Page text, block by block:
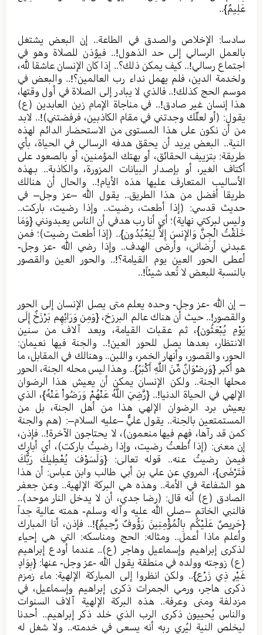
عَلِيمٌ}..
سادسا: الإخلاص والصدق في الطاعة.. إن البعض يشتغل
بالعمل الرسالي إلى حد الذهول!.. فيؤذن للصلاة وهو في
اجتماع رسالي!.. كيف يمكن ذلك؟.. إذا كان الإنسان عاشقا لله،
ولخدمة الدين، فلم يهمل نداء رب العالمين؟!.. والبعض في
موسم الحج كذلك!.. فالذي لا يبادر إلى الصلاة في أول وقتها،
هذا إنسان غير صادق!.. في مناجاة الإمام زين العابدين (ع)
يقول: (أو لعلّك وجدتني في مقام الكاذبين، فرفضتني)!.. لابد
من أن نكون على هذا المستوى من الاستحضار الدائم لهذه
النية.. البعض يريد أن يحقق هدفه الرسالي في الحياة، بأي
طريقة: بتزييف الحقائق، أو بهتك المؤمنين، أو بالصعود على
أكتاف الغير، أو بإصدار البيانات المزورة، والكاذبة.. بـهذه
الأساليب المتعارف عليها هذه الأيام!.. والحال أن هنالك
طريقا أفضل من هذا الطريق.. يقول الله –عز وجل– في
حديث قدسي: (إذا أطعت، رضيت.. وإذا رضيت، باركت..
وليس لبركتي نهاية)؛ أي أنا رب هدفي أن الناس يعبدونني {وَمَا
خَلَقْتُ الْجِنَّ وَالإِنسَ إِلاَّ لِيَعْبُدُونِ}.. (إذا أطعت رضيت)؛ فمن
عبدني أرضاني، وأرضى الهدف.. وإذا رضي الله -عز وجل-
أعطى الحور العين يوم القيامة؟!.. والحور العين والقصور
بالنسبة للبعض لا تُعد شيئاً!..
– إن الله -عز وجل- وحده يعلم متى يصل الإنسان إلى الحور
والقصور!.. حيث أن هناك عالم البرزخ، {وَمِن وَرَائِهِم بَرْزَخٌ إِلَى
يَوْمِ يُبْعَثُون}، ثم عقبات القيامة، وبعد آلاف من سنين
الانتظار، بعدها يصل للحور العين!.. والجنة فيها نعيمان:
الحور، والقصور، وأنهار الخمر، واللبن.. وهنالك في المقابل، ما
هو أكبر {وَرِضْوَانٌ مِّنَ اللَّهِ أَكْبَرُ}.. وهذا ليس محله الجنة، الحور
محلها الجنة.. ولكن الإنسان يمكن أن يعيش هذا الرضوان
الإلهي في الحياة الدنيا!.. {رَّضِيَ اللَّهُ عَنْهُمْ وَرَضُواْ عَنْهُ}، الذي
يعيش برد الرضوان الإلهي هذا من أهل الجنة، بل من
المستمتعين بالجنة.. يقول عليٌّ –عليه السلام–: (هم والجنة
كمن قد رآها، فهم فيها منعمون)، لا يحتاجون الآخرة!.. فإذن،
إن معنى: (إذا أُطعتُ رضيت، وإذا رضيتُ باركت)، أي أبارك
فيمن رضيتُ عنه.. قوله تعالى: {وَلَسَوْفَ يُعْطِيكَ رَبُّكَ
فَتَرْضَى}، المروي عن علي بن أبي طالب وابن عباس: أن هذا
هو الشفاعة في الأمة.. وهذه هي البركة الإلهية.. وعن جعفر
الصادق (ع) أنه قال: (رضا جدي، أن لا يدخل النار موحد)..
فالنبي الخاتم –صلى الله عليه وآله وسلم- همته عالية جداً
{حَرِيصٌ عَلَيْكُم بِالْمُؤْمِنِينَ رَؤُوفٌ رَّحِيمٌ}!.. فإذن، أنا المبارك
وأعلم ماذا أعمل.. ومثاله: الحج ومناسكه: التي هي إحياء
لذكرى إبراهيم وإسماعيل وهاجر (ع).. عندما أودع إبراهيم
(ع) زوجته وولده في منطقة يقول الله -عز وجل- عنها: {بِوَادٍ
غَيْرِ ذِي زَرْعٍ}.. ولكن انظروا إلى المباركة الإلهية: ماء زمزم
ذكرى هاجر، ورمي الجمرات ذكرى إبراهيم وإسماعيل، في
مزدلفة ومنى وعرفة.. هذه البركة الإلهية آلاف السنوات
والناس يُحييون ذكرى الرب الذي خلد ذكر إبراهيم.. أحدنا
ليخلص النية ليُري ربه أنه يسعى في خدمته.. ولا شغل له